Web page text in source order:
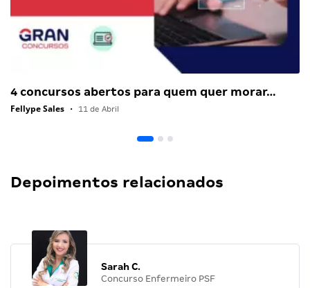
4 concursos abertos para quem quer morar…
Fellype Sales • 11 de Abril
Depoimentos relacionados
Sarah C.
Concurso Enfermeiro PSF